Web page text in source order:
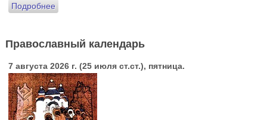
Подробнее
Православный календарь
7 августа 2026 г. (25 июля ст.ст.), пятница.